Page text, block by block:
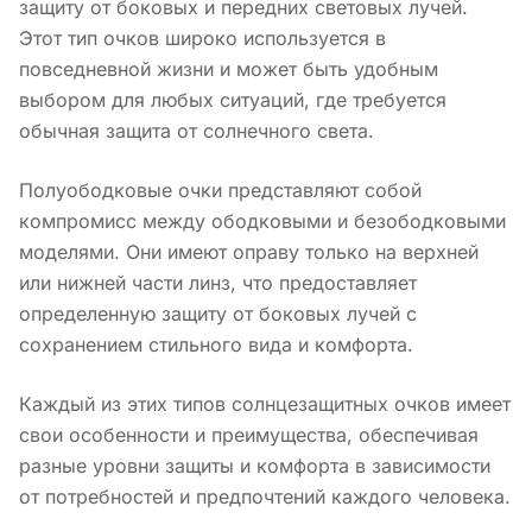
защиту от боковых и передних световых лучей.
Этот тип очков широко используется в
повседневной жизни и может быть удобным
выбором для любых ситуаций, где требуется
обычная защита от солнечного света.
Полуободковые очки представляют собой
компромисс между ободковыми и безободковыми
моделями. Они имеют оправу только на верхней
или нижней части линз, что предоставляет
определенную защиту от боковых лучей с
сохранением стильного вида и комфорта.
Каждый из этих типов солнцезащитных очков имеет
свои особенности и преимущества, обеспечивая
разные уровни защиты и комфорта в зависимости
от потребностей и предпочтений каждого человека.